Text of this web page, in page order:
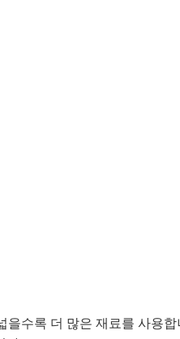
수록 더 많은 재료를 사용합